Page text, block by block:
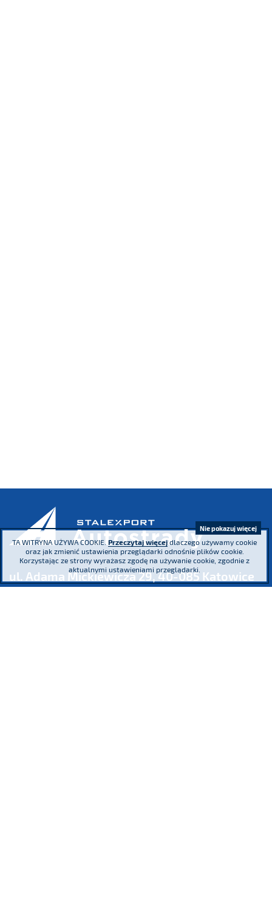
ul. Adama Mickiewicza 29, 40-085 Katowice
TA WITRYNA UŻYWA COOKIE. Przeczytaj więcejdlaczego używamy cookie
oraz jak zmienić ustawienia przeglądarki odnośnie plików cookie.
Korzystając ze strony wyrażasz zgodę na używanie cookie, zgodnie z
aktualnymi ustawieniami przeglądarki.
Nie pokazuj więcej